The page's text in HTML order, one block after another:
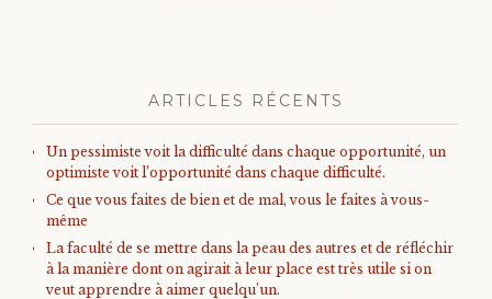
ARTICLES RÉCENTS
Un pessimiste voit la difficulté dans chaque opportunité, un
optimiste voit l’opportunité dans chaque difficulté.
Ce que vous faites de bien et de mal, vous le faites à vous-
même
La faculté de se mettre dans la peau des autres et de réfléchir
à la manière dont on agirait à leur place est très utile si on
veut apprendre à aimer quelqu’un.